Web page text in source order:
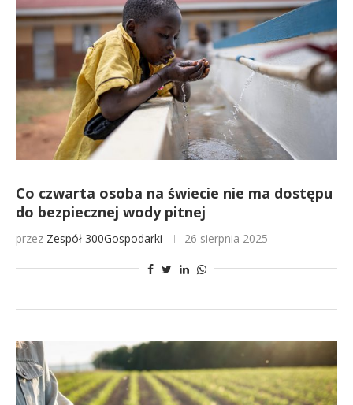
Co czwarta osoba na świecie nie ma dostępu
do bezpiecznej wody pitnej
przez Zespół 300Gospodarki 26 sierpnia 2025